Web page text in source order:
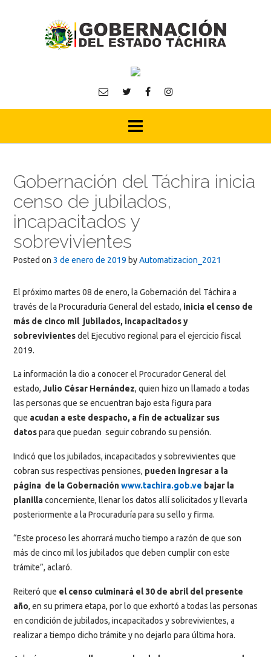
Gobernación del Táchira inicia
censo de jubilados,
incapacitados y
sobrevivientes
Posted on 3 de enero de 2019 byAutomatizacion_2021
El próximo martes 08 de enero, la Gobernación del Táchira a
través de la Procuraduría General del estado, inicia el censo de
más de cinco mil jubilados, incapacitados y
sobrevivientesdel Ejecutivo regional para el ejercicio fiscal
2019.
La información la dio a conocer el Procurador General del
estado, Julio César Hernández, quien hizo un llamado a todas
las personas que se encuentran bajo esta figura para
que acudan a este despacho, a fin de actualizar sus
datospara que puedan seguir cobrando su pensión.
Indicó que los jubilados, incapacitados y sobrevivientes que
cobran sus respectivas pensiones, pueden ingresar a la
página de la Gobernaciónwww.tachira.gob.ve bajar la
planillaconcerniente, llenar los datos allí solicitados y llevarla
posteriormente a la Procuraduría para su sello y firma.
“Este proceso les ahorrará mucho tiempo a razón de que son
más de cinco mil los jubilados que deben cumplir con este
trámite”, aclaró.
Reiteró que el censo culminará el 30 de abril del presente
año, en su primera etapa, por lo que exhortó a todas las personas
en condición de jubilados, incapacitados y sobrevivientes, a
realizar a tiempo dicho trámite y no dejarlo para última hora.